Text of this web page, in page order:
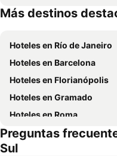
Hoteles en Isla de
Más destinos
Hoteles en Río de Janeiro
Hoteles en Barcelona
Hoteles en Florianópolis
Hoteles en Gramado
Hoteles en Roma
Hoteles en San Carlos de
Hoteles en Maceió
Preguntas
Sul